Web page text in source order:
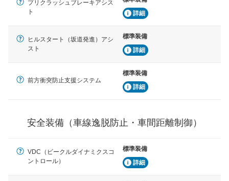
安全な車間距離を保ちながら前車を追従するアダプティ
ブ・クルーズ・コントロールなどが装備されています。
運転・駐車支援
駐車をスムーズに行うためにインテリジェンスパーキン
グ・アシストやサイドブラインドモニターなどが装備さ
プリクラッシュブレーキアシス
ト
詳細
ヒルスタート（坂道発進）アシ
スト
標準装備
詳細
前方衝突防止支援システム
標準装備
詳細
安全装備（車線逸脱防止・車間距離制御）
VDC（ビークルダイナミクスコ
ントロール）
標準装備
詳細